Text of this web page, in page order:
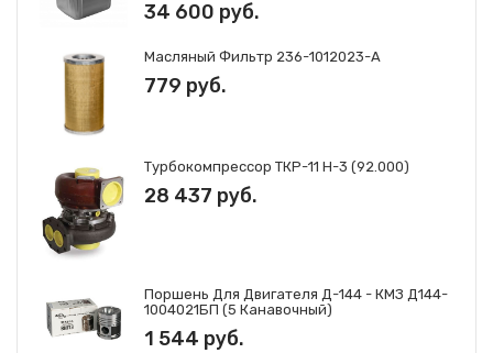
34 600 руб.
Масляный Фильтр 236-1012023-А
779 руб.
Турбокомпрессор ТКР-11 Н-3 (92.000)
28 437 руб.
Поршень Для Двигателя Д-144 - КМЗ Д144-
1004021БП (5 Канавочный)
1 544 руб.